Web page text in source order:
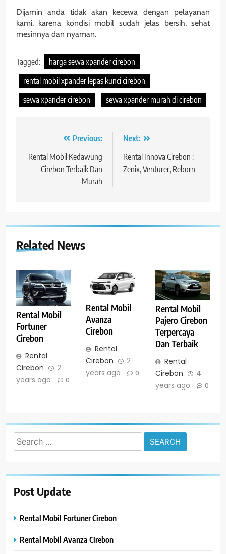
Dijamin anda tidak akan kecewa dengan pelayanan
kami, karena kondisi mobil sudah jelas bersih, sehat
mesinnya dan nyaman.
Tagged:
harga sewa xpander cirebon
rental mobil xpander lepas kunci cirebon
sewa xpander cirebon
sewa xpander murah di cirebon
navigation
Previous:
Rental Mobil Kedawung
Cirebon Terbaik Dan
Murah
Next:
Rental Innova Cirebon :
Zenix, Venturer, Reborn
Related News
Rental Mobil
Fortuner
Cirebon
Rental
Cirebon
2
years ago
0
Rental Mobil
Avanza
Cirebon
Rental
Cirebon
2
years ago
0
Rental Mobil
Pajero Cirebon
Terpercaya
Dan Terbaik
Rental
Cirebon
4
years ago
0
Search
for:
Post Update
Rental Mobil Fortuner Cirebon
Rental Mobil Avanza Cirebon